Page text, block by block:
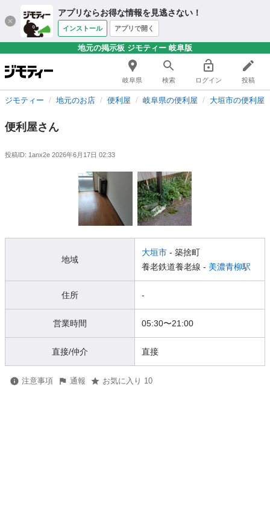
アプリならお得な情報を見逃さない！
インストール アプリで開く
地元の掲示板 ジモティー 岐阜版
岐阜県 検索 ログイン 投稿
ジモティー 地元のお店 便利屋 岐阜県の便利屋 大垣市の便利屋
便利屋さん
投稿ID: 1anx2e 2026年6月17日 02:33
地域
大垣市 - 築捨町
養老鉄道養老線 - 美濃青柳駅
住所 -
営業時間 05:30〜21:00
直接/仲介 直接
注意事項 通報 お気に入り 10